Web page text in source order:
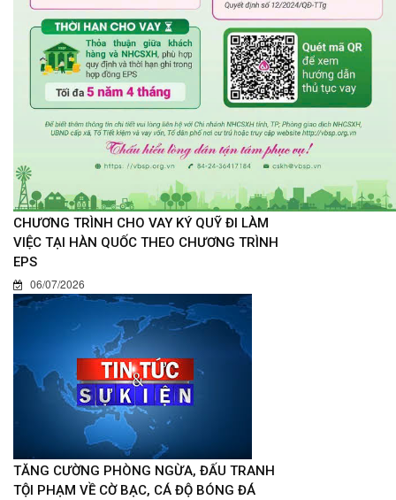
CHƯƠNG TRÌNH CHO VAY KÝ QUỸ ĐI LÀM
VIỆC TẠI HÀN QUỐC THEO CHƯƠNG TRÌNH
EPS
06/07/2026
TĂNG CƯỜNG PHÒNG NGỪA, ĐẤU TRANH
TỘI PHẠM VỀ CỜ BẠC, CÁ ĐỘ BÓNG ĐÁ